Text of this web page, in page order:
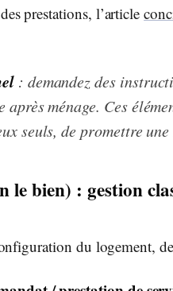
prestations, l’article
: demandez des
après ménage. Ces
seuls, de promettre
le bien) : gestion
du logement,